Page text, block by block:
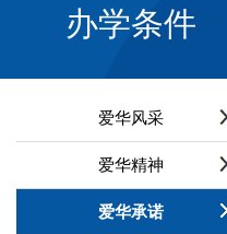
办学条件
爱华风采
爱华精神
爱华承诺